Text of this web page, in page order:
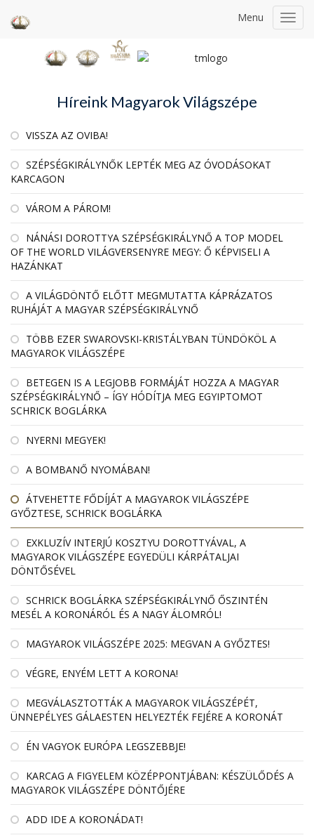
Menu
Híreink Magyarok Világszépe
VISSZA AZ OVIBA!
SZÉPSÉGKIRÁLYNŐK LEPTÉK MEG AZ ÓVODÁSOKAT
KARCAGON
VÁROM A PÁROM!
NÁNÁSI DOROTTYA SZÉPSÉGKIRÁLYNŐ A TOP MODEL
OF THE WORLD VILÁGVERSENYRE MEGY: Ő KÉPVISELI A
HAZÁNKAT
A VILÁGDÖNTŐ ELŐTT MEGMUTATTA KÁPRÁZATOS
RUHÁJÁT A MAGYAR SZÉPSÉGKIRÁLYNŐ
TÖBB EZER SWAROVSKI-KRISTÁLYBAN TÜNDÖKÖL A
MAGYAROK VILÁGSZÉPE
BETEGEN IS A LEGJOBB FORMÁJÁT HOZZA A MAGYAR
SZÉPSÉGKIRÁLYNŐ – ÍGY HÓDÍTJA MEG EGYIPTOMOT
SCHRICK BOGLÁRKA
NYERNI MEGYEK!
A BOMBANŐ NYOMÁBAN!
ÁTVEHETTE FŐDÍJÁT A MAGYAROK VILÁGSZÉPE
GYŐZTESE, SCHRICK BOGLÁRKA
EXKLUZÍV INTERJÚ KOSZTYU DOROTTYÁVAL, A
MAGYAROK VILÁGSZÉPE EGYEDÜLI KÁRPÁTALJAI
DÖNTŐSÉVEL
SCHRICK BOGLÁRKA SZÉPSÉGKIRÁLYNŐ ŐSZINTÉN
MESÉL A KORONÁRÓL ÉS A NAGY ÁLOMRÓL!
MAGYAROK VILÁGSZÉPE 2025: MEGVAN A GYŐZTES!
VÉGRE, ENYÉM LETT A KORONA!
MEGVÁLASZTOTTÁK A MAGYAROK VILÁGSZÉPÉT,
ÜNNEPÉLYES GÁLAESTEN HELYEZTÉK FEJÉRE A KORONÁT
ÉN VAGYOK EURÓPA LEGSZEBBJE!
KARCAG A FIGYELEM KÖZÉPPONTJÁBAN: KÉSZÜLŐDÉS A
MAGYAROK VILÁGSZÉPE DÖNTŐJÉRE
ADD IDE A KORONÁDAT!